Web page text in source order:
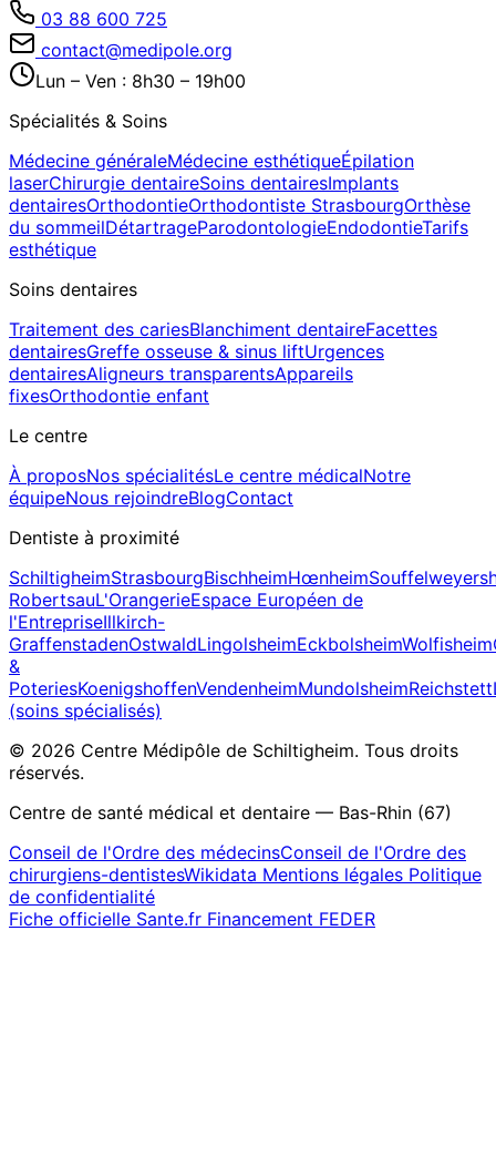
03 88 600 725
contact@medipole.org
Lun – Ven : 8h30 – 19h00
Spécialités & Soins
Médecine généraleMédecine esthétiqueÉpilation
laserChirurgie dentaireSoins dentairesImplants
dentairesOrthodontieOrthodontiste StrasbourgOrthèse
du sommeilDétartrageParodontologieEndodontieTarifs
esthétique
Soins dentaires
Traitement des cariesBlanchiment dentaireFacettes
dentairesGreffe osseuse & sinus liftUrgences
dentairesAligneurs transparentsAppareils
fixesOrthodontie enfant
Le centre
À proposNos spécialitésLe centre médicalNotre
équipeNous rejoindreBlogContact
Dentiste à proximité
SchiltigheimStrasbourgBischheimHœnheim
RobertsauL'OrangerieEspace Européen de
l'EntrepriseIllkirch-
GraffenstadenOstwaldLingolsheimEckbolsheimWolfisheim
&
PoteriesKoenigshoffenVendenheimMundolsheimReichstett
(soins spécialisés)
© 2026 Centre Médipôle de Schiltigheim. Tous droits
réservés.
Centre de santé médical et dentaire — Bas-Rhin (67)
Conseil de l'Ordre des médecinsConseil de l'Ordre des
chirurgiens-dentistesWikidata Mentions légales Politique
de confidentialité
Fiche officielle Sante.fr Financement FEDER